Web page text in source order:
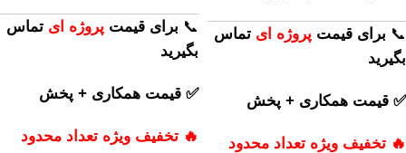
📞 برای قیمت پروژه ای تماس
بگیرید
✅ قیمت همکاری + پخش
🔥 تخفیف ویژه تعداد محدود
📞 برای قیمت پروژه ای تماس
بگیرید
✅ قیمت همکاری + پخش
🔥 تخفیف ویژه تعداد محدود